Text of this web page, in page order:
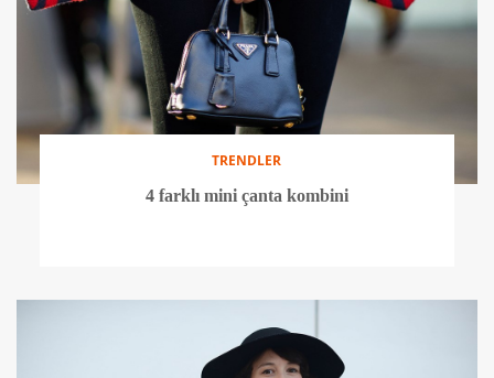
TRENDLER
4 farklı mini çanta kombini